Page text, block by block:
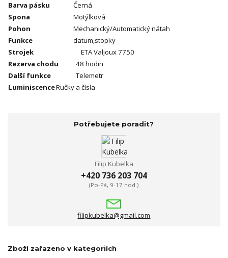
Barva pásku
Černá
Spona
Motýlková
Pohon
Mechanický/Automatický nátah
Funkce
datum,stopky
Strojek
ETA Valjoux 7750
Rezerva chodu
48 hodin
Další funkce
Telemetr
LuminiscenceRučky a čísla
Potřebujete poradit?
Filip Kubelka
+420 736 203 704
(Po-Pá, 9-17 hod.)
filipkubelka@gmail.com
Zboží zařazeno v kategoriích